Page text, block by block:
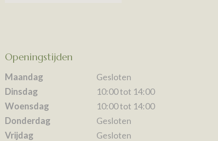
Openingstijden
Maandag
Gesloten
Dinsdag
10:00 tot 14:00
Woensdag
10:00 tot 14:00
Donderdag
Gesloten
Vrijdag
Gesloten